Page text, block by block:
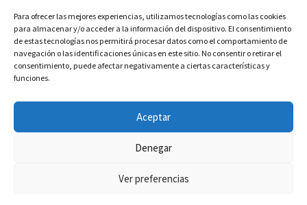
Para ofrecer las mejores experiencias, utilizamos tecnologías como las cookies
para almacenar y/o acceder a la información del dispositivo. El consentimiento
de estas tecnologías nos permitirá procesar datos como el comportamiento de
navegación o las identificaciones únicas en este sitio. No consentir o retirar el
consentimiento, puede afectar negativamente a ciertas características y
funciones.
Aceptar
Denegar
Ver preferencias
RED DE DISTRIBUCIÓN